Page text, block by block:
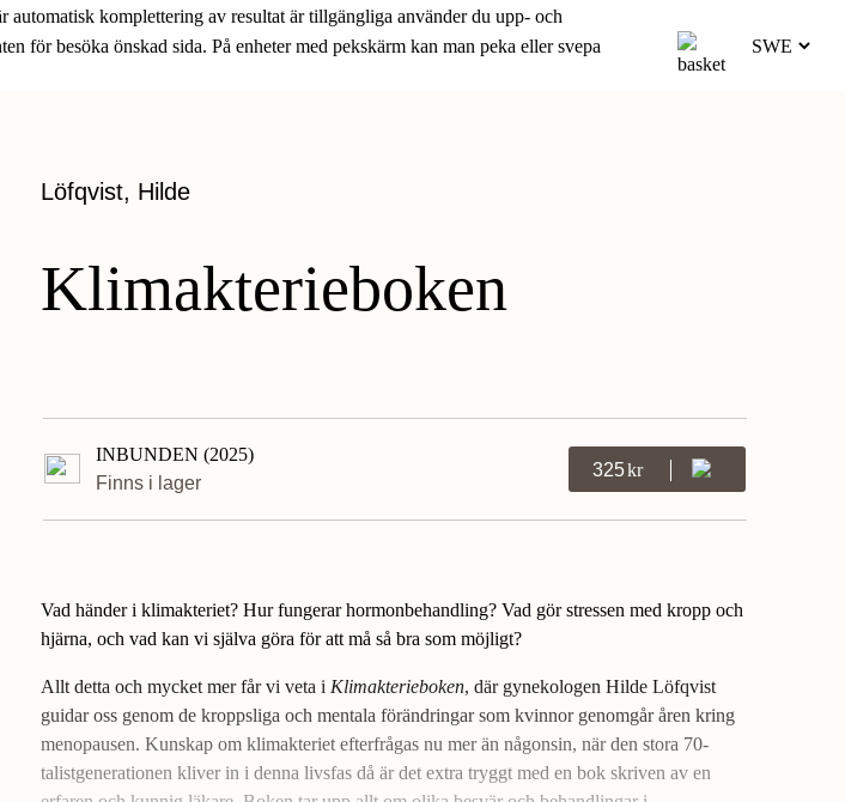
automatisk komplettering av resultat är tillgängliga använder du upp- och
för besöka önskad sida. På enheter med pekskärm kan man peka eller svepa
Löfqvist, Hilde
Klimakterieboken
INBUNDEN (2025)
Finns i lager
325Kr
Vad händer i klimakteriet? Hur fungerar hormonbehandling? Vad gör stressen med kropp och
hjärna, och vad kan vi själva göra för att må så bra som möjligt?
Allt detta och mycket mer får vi veta i Klimakterieboken, där gynekologen Hilde Löfqvist
guidar oss genom de kroppsliga och mentala förändringar som kvinnor genomgår åren kring
menopausen. Kunskap om klimakteriet efterfrågas nu mer än någonsin, när den stora 70-
talistgenerationen kliver in i denna livsfas då är det extra tryggt med en bok skriven av en